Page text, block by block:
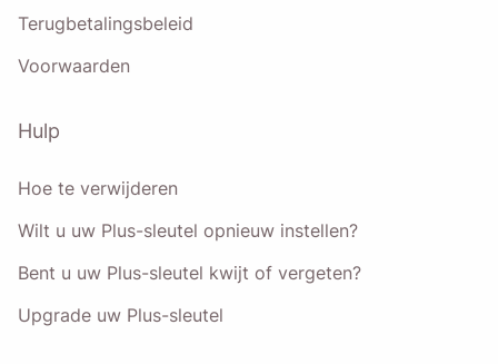
Terugbetalingsbeleid
Voorwaarden
Hulp
Hoe te verwijderen
Wilt u uw Plus-sleutel opnieuw instellen?
Bent u uw Plus-sleutel kwijt of vergeten?
Upgrade uw Plus-sleutel